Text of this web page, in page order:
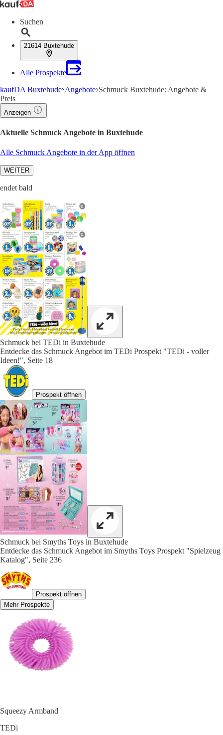
Suchen
21614 Buxtehude
Alle Prospekte
kaufDA Buxtehude Angebote Schmuck Buxtehude: Angebote &
Preis
Anzeigen
Aktuelle Schmuck Angebote in Buxtehude
Alle Schmuck Angebote in der App öffnen
WEITER
endet bald
Schmuck bei TEDi in Buxtehude
Entdecke das Schmuck Angebot im TEDi Prospekt "TEDi - voller
Ideen!", Seite 18
Prospekt öffnen
Schmuck bei Smyths Toys in Buxtehude
Entdecke das Schmuck Angebot im Smyths Toys Prospekt "Spielzeug
Katalog", Seite 236
Prospekt öffnen
Mehr Prospekte
Squeezy Armband
TEDi